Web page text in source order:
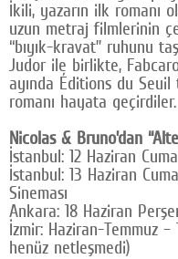
İkili, yazarın ilk romanı
uzun metraj filmlerinin
“bıyık-kravat” ruhunu
Judor ile birlikte,
ayında Éditions du
romanı hayata geçirdiler.
Nicolas & Bruno’dan
İstanbul: 12 Haziran
İstanbul: 13 Haziran
Sineması
Ankara: 18 Haziran
İzmir: Haziran-Temmuz –
henüz netleşmedi)